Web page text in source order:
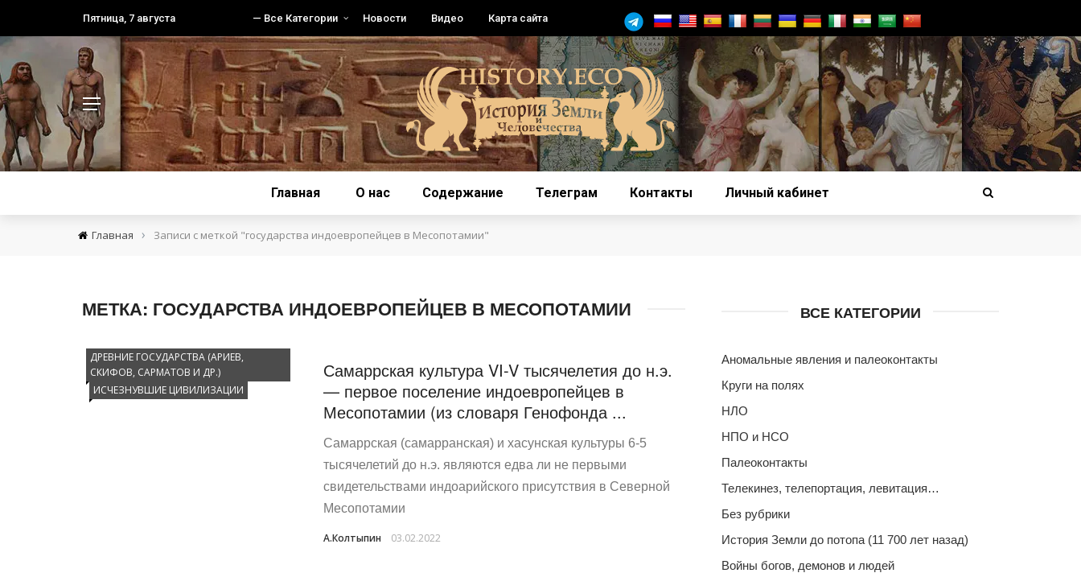
Пятница, 7 августа — Все Категории Новости Видео Карта сайта
Главная О нас Содержание Телеграм Контакты Личный кабинет
Главная › Записи с меткой "государства индоевропейцев в Месопотамии"
МЕТКА: ГОСУДАРСТВА ИНДОЕВРОПЕЙЦЕВ В МЕСОПОТАМИИ
ДРЕВНИЕ ГОСУДАРСТВА (АРИЕВ,
СКИФОВ, САРМАТОВ И ДР.)
ИСЧЕЗНУВШИЕ ЦИВИЛИЗАЦИИ
Самаррская культура VI-V тысячелетия до н.э.
— первое поселение индоевропейцев в
Месопотамии (из словаря Генофонда ...
Самаррская (самарранская) и хасунская культуры 6-5
тысячелетий до н.э. являются едва ли не первыми
свидетельствами индоарийского присутствия в Северной
Месопотамии
А.Колтыпин 03.02.2022
ВСЕ КАТЕГОРИИ
Аномальные явления и палеоконтакты
Круги на полях
НЛО
НПО и НСО
Палеоконтакты
Телекинез, телепортация, левитация…
Без рубрики
История Земли до потопа (11 700 лет назад)
Войны богов, демонов и людей